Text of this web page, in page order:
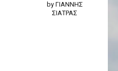
by ΓΙΑΝΝΗΣ
ΣΙΑΤΡΑΣ